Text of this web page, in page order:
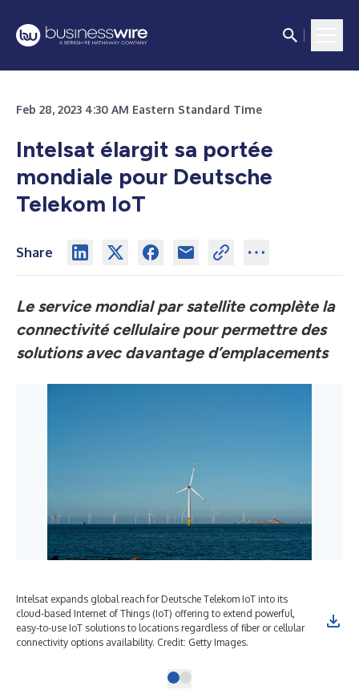
Feb 28, 2023 4:30 AM Eastern Standard Time
Intelsat élargit sa portée
mondiale pour Deutsche
Telekom IoT
Share
Le service mondial par satellite complète la
connectivité cellulaire pour permettre des
solutions avec davantage d’emplacements
Intelsat expands global reach for Deutsche Telekom IoT into its
cloud-based Internet of Things (IoT) offering to extend powerful,
easy-to-use IoT solutions to locations regardless of fiber or cellular
connectivity options availability. Credit: Getty Images.